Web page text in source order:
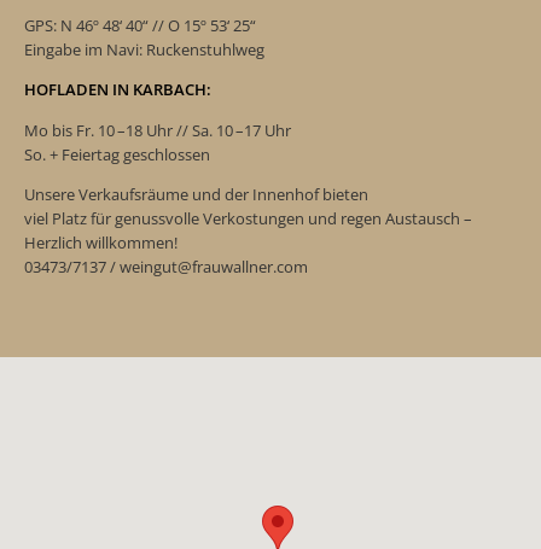
GPS: N 46º 48‘ 40“ // O 15º 53‘ 25“
Eingabe im Navi: Ruckenstuhlweg
HOFLADEN IN KARBACH:
Mo bis Fr. 10 –18 Uhr // Sa. 10 –17 Uhr
So. + Feiertag geschlossen
Unsere Verkaufsräume und der Innenhof bieten
viel Platz für genussvolle Verkostungen und regen Austausch –
Herzlich willkommen!
03473/7137 / weingut@frauwallner.com